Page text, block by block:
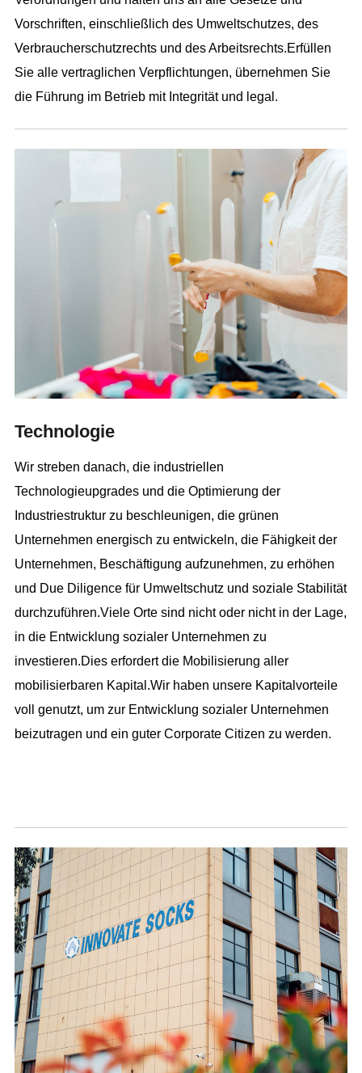
Vorschriften, einschließlich des Umweltschutzes, des
Verbraucherschutzrechts und des Arbeitsrechts.Erfüllen
Sie alle vertraglichen Verpflichtungen, übernehmen Sie
die Führung im Betrieb mit Integrität und legal.
Technologie
Wir streben danach, die industriellen
Technologieupgrades und die Optimierung der
Industriestruktur zu beschleunigen, die grünen
Unternehmen energisch zu entwickeln, die Fähigkeit der
Unternehmen, Beschäftigung aufzunehmen, zu erhöhen
und Due Diligence für Umweltschutz und soziale Stabilität
durchzuführen.Viele Orte sind nicht oder nicht in der Lage,
in die Entwicklung sozialer Unternehmen zu
investieren.Dies erfordert die Mobilisierung aller
mobilisierbaren Kapital.Wir haben unsere Kapitalvorteile
voll genutzt, um zur Entwicklung sozialer Unternehmen
beizutragen und ein guter Corporate Citizen zu werden.